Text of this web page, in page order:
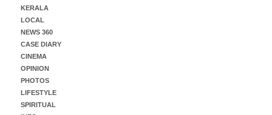
KERALA
LOCAL
NEWS 360
CASE DIARY
CINEMA
OPINION
PHOTOS
LIFESTYLE
SPIRITUAL